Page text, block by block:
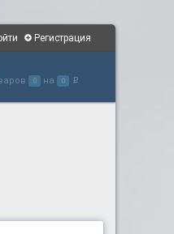
Регистрация
0 на 0 p